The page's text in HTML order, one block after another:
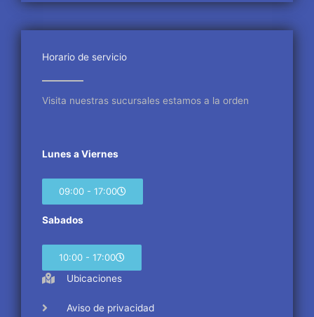
e
b
o
k
t
t
r
t
a
m
Horario de servicio
Visita nuestras sucursales estamos a la orden
Lunes a Viernes
09:00 - 17:00
Sabados
10:00 - 17:00
Ubicaciones
Aviso de privacidad